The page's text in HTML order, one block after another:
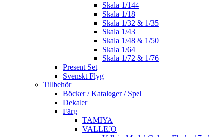
Skala 1/144
Skala 1/18
Skala 1/32 & 1/35
Skala 1/43
Skala 1/48 & 1/50
Skala 1/64
Skala 1/72 & 1/76
Present Set
Svenskt Flyg
Tillbehör
Böcker / Kataloger / Spel
Dekaler
Färg
TAMIYA
VALLEJO